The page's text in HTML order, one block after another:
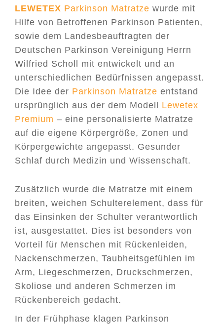
LEWETEX Parkinson Matratze wurde mit
Hilfe von Betroffenen Parkinson Patienten,
sowie dem Landesbeauftragten der
Deutschen Parkinson Vereinigung Herrn
Wilfried Scholl mit entwickelt und an
unterschiedlichen Bedürfnissen angepasst.
Die Idee der Parkinson Matratze entstand
ursprünglich aus der dem Modell Lewetex
Premium – eine personalisierte Matratze
auf die eigene Körpergröße, Zonen und
Körpergewichte angepasst. Gesunder
Schlaf durch Medizin und Wissenschaft.
Zusätzlich wurde die Matratze mit einem
breiten, weichen Schulterelement, dass für
das Einsinken der Schulter verantwortlich
ist, ausgestattet. Dies ist besonders von
Vorteil für Menschen mit Rückenleiden,
Nackenschmerzen, Taubheitsgefühlen im
Arm, Liegeschmerzen, Druckschmerzen,
Skoliose und anderen Schmerzen im
Rückenbereich gedacht.
In der Frühphase klagen Parkinson